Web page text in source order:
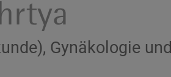
Gynäkologie